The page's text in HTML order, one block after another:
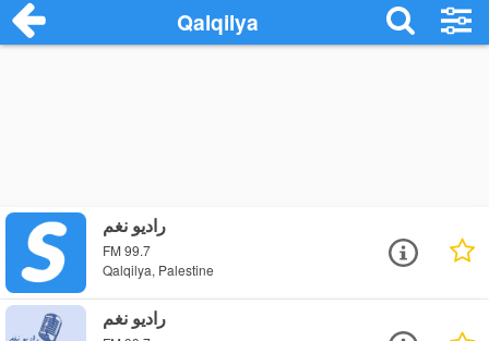
Qalqilya
راديو نغم
FM 99.7
Qalqilya, Palestine
راديو نغم